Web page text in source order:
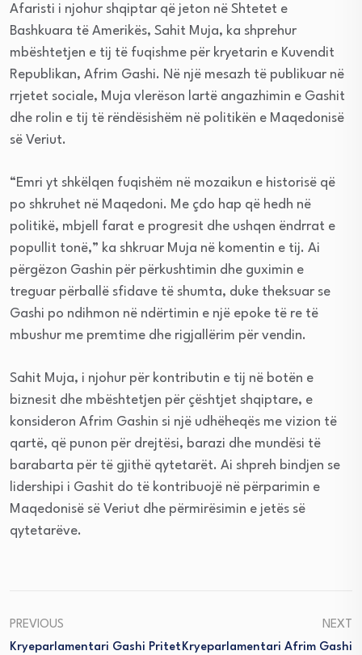
Afaristi i njohur shqiptar që jeton në Shtetet e
Bashkuara të Amerikës, Sahit Muja, ka shprehur
mbështetjen e tij të fuqishme për kryetarin e Kuvendit
Republikan, Afrim Gashi. Në një mesazh të publikuar në
rrjetet sociale, Muja vlerëson lartë angazhimin e Gashit
dhe rolin e tij të rëndësishëm në politikën e Maqedonisë
së Veriut.
“Emri yt shkëlqen fuqishëm në mozaikun e historisë që
po shkruhet në Maqedoni. Me çdo hap që hedh në
politikë, mbjell farat e progresit dhe ushqen ëndrrat e
popullit tonë,” ka shkruar Muja në komentin e tij. Ai
përgëzon Gashin për përkushtimin dhe guximin e
treguar përballë sfidave të shumta, duke theksuar se
Gashi po ndihmon në ndërtimin e një epoke të re të
mbushur me premtime dhe rigjallërim për vendin.
Sahit Muja, i njohur për kontributin e tij në botën e
biznesit dhe mbështetjen për çështjet shqiptare, e
konsideron Afrim Gashin si një udhëheqës me vizion të
qartë, që punon për drejtësi, barazi dhe mundësi të
barabarta për të gjithë qytetarët. Ai shpreh bindjen se
lidershipi i Gashit do të kontribuojë në përparimin e
Maqedonisë së Veriut dhe përmirësimin e jetës së
qytetarëve.
PREVIOUS
Kryeparlamentari Gashi Pritet
NEXT
Kryeparlamentari Afrim Gashi